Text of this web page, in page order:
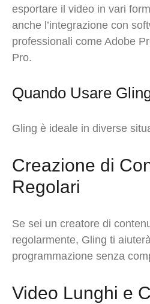
esportare il video in vari
anche l’integrazione con
professionali come Adobe
Pro.
Quando Usare
Gling è ideale in diverse
Creazione di
Regolari
Se sei un creatore di
regolarmente, Gling ti
programmazione senza
Video Lunghi e